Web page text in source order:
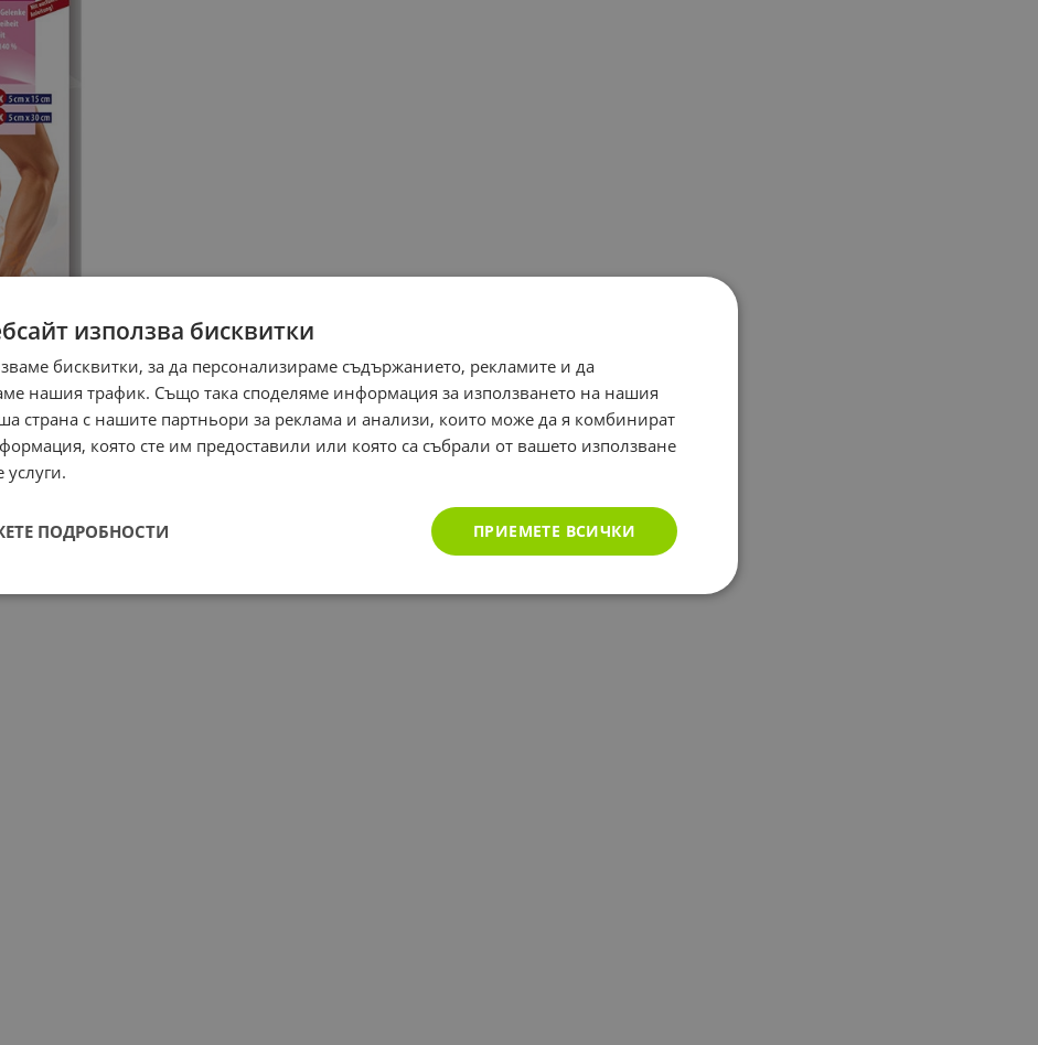
използва бисквитки
бисквитки, за да персонализираме съдържанието, рекламите и да
нашия трафик. Също така споделяме информация за използването на нашия
страна с нашите партньори за реклама и анализи, които може да я комбинират
която сте им предоставили или която са събрали от вашето използване
услуги.
ПРИЕМЕТЕ ВСИЧКИ
ПОДРОБНОСТИ